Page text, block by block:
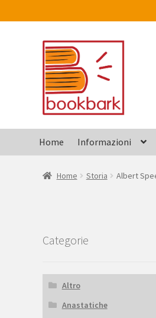
Vai
alla
navigazione
Vai
al
contenuto
Home Informazioni
Home Storia Albert
Categorie
Altro
Anastatiche